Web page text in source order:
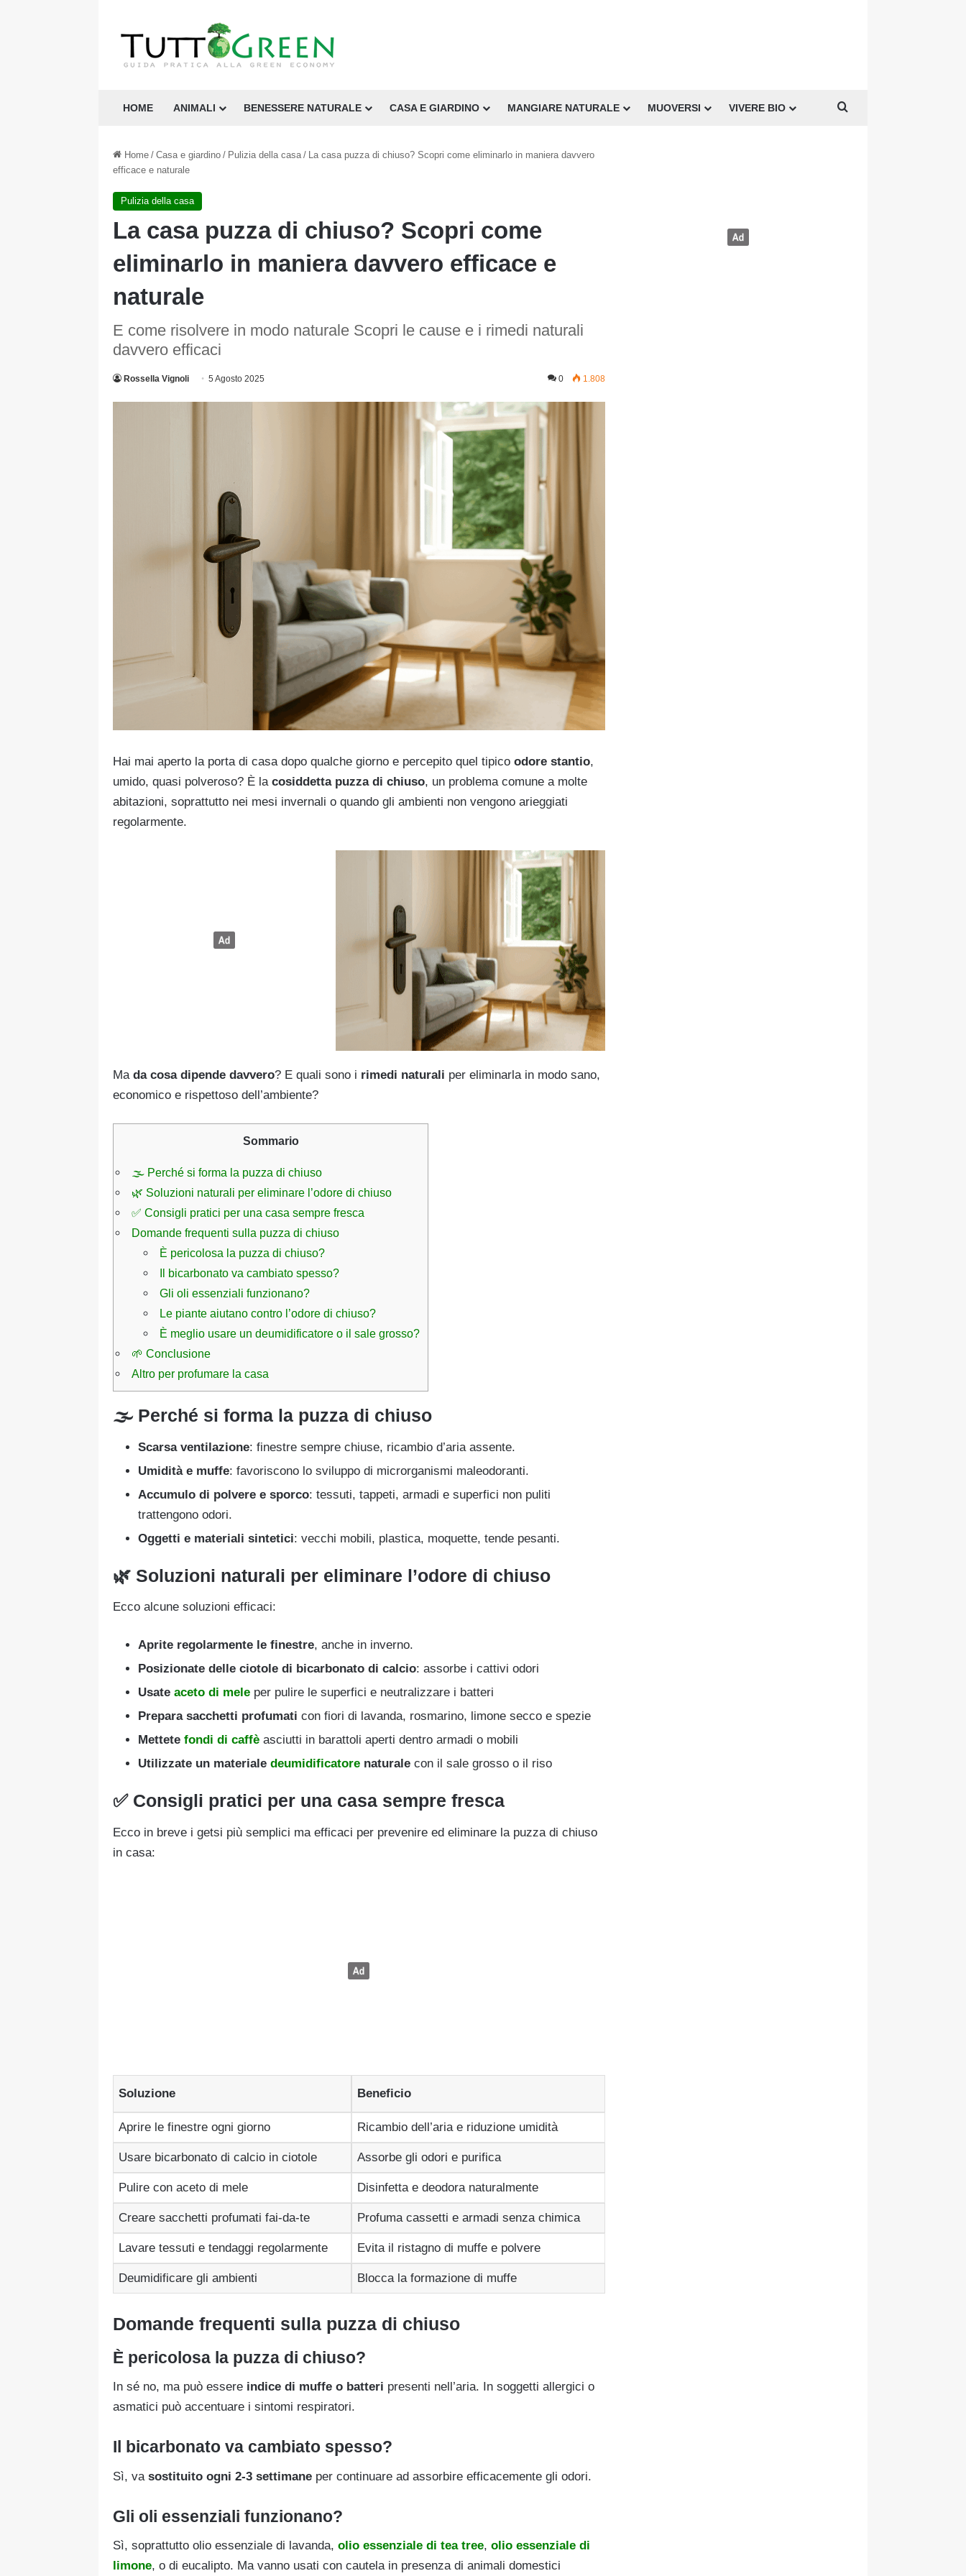
HOME ANIMALI BENESSERE NATURALE CASA E GIARDINO MANGIARE NATURALE MUOVERSI VIVERE BIO
Home / Casa e giardino / Pulizia della casa / La casa puzza di chiuso? Scopri come eliminarlo in maniera davvero
efficace e naturale
Pulizia della casa
La casa puzza di chiuso? Scopri come
eliminarlo in maniera davvero efficace e
naturale
E come risolvere in modo naturale Scopri le cause e i rimedi naturali
davvero efficaci
Rossella Vignoli 5 Agosto 2025 0 1.808
Hai mai aperto la porta di casa dopo qualche giorno e percepito quel tipico odore stantio,
umido, quasi polveroso? È la cosiddetta puzza di chiuso, un problema comune a molte
abitazioni, soprattutto nei mesi invernali o quando gli ambienti non vengono arieggiati
regolarmente.
Ma da cosa dipende davvero? E quali sono i rimedi naturali per eliminarla in modo sano,
economico e rispettoso dell’ambiente?
Sommario
🌫 Perché si forma la puzza di chiuso
🌿 Soluzioni naturali per eliminare l’odore di chiuso
✅ Consigli pratici per una casa sempre fresca
Domande frequenti sulla puzza di chiuso
È pericolosa la puzza di chiuso?
Il bicarbonato va cambiato spesso?
Gli oli essenziali funzionano?
Le piante aiutano contro l’odore di chiuso?
È meglio usare un deumidificatore o il sale grosso?
🌱 Conclusione
Altro per profumare la casa
🌫 Perché si forma la puzza di chiuso
Scarsa ventilazione: finestre sempre chiuse, ricambio d’aria assente.
Umidità e muffe: favoriscono lo sviluppo di microrganismi maleodoranti.
Accumulo di polvere e sporco: tessuti, tappeti, armadi e superfici non puliti
trattengono odori.
Oggetti e materiali sintetici: vecchi mobili, plastica, moquette, tende pesanti.
🌿 Soluzioni naturali per eliminare l’odore di chiuso
Ecco alcune soluzioni efficaci:
Aprite regolarmente le finestre, anche in inverno.
Posizionate delle ciotole di bicarbonato di calcio: assorbe i cattivi odori
Usate aceto di mele per pulire le superfici e neutralizzare i batteri
Prepara sacchetti profumati con fiori di lavanda, rosmarino, limone secco e spezie
Mettete fondi di caffè asciutti in barattoli aperti dentro armadi o mobili
Utilizzate un materiale deumidificatore naturale con il sale grosso o il riso
✅ Consigli pratici per una casa sempre fresca
Ecco in breve i getsi più semplici ma efficaci per prevenire ed eliminare la puzza di chiuso
in casa:
Soluzione Beneficio
Aprire le finestre ogni giorno Ricambio dell’aria e riduzione umidità
Usare bicarbonato di calcio in ciotole Assorbe gli odori e purifica
Pulire con aceto di mele Disinfetta e deodora naturalmente
Creare sacchetti profumati fai-da-te Profuma cassetti e armadi senza chimica
Lavare tessuti e tendaggi regolarmente Evita il ristagno di muffe e polvere
Deumidificare gli ambienti Blocca la formazione di muffe
Domande frequenti sulla puzza di chiuso
È pericolosa la puzza di chiuso?
In sé no, ma può essere indice di muffe o batteri presenti nell’aria. In soggetti allergici o
asmatici può accentuare i sintomi respiratori.
Il bicarbonato va cambiato spesso?
Sì, va sostituito ogni 2‑3 settimane per continuare ad assorbire efficacemente gli odori.
Gli oli essenziali funzionano?
Sì, soprattutto olio essenziale di lavanda, olio essenziale di tea tree, olio essenziale di
limone, o di eucalipto. Ma vanno usati con cautela in presenza di animali domestici